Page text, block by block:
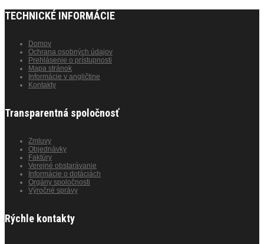
TECHNICKÉ INFORMÁCIE
Domov
Ochrana osobných údajov
Prehlásenie o prístupnosti
Mapa stránok
Informácie v angličtine
Kontakty
Transparentná spoločnosť
Zmluvy
Objednávky
Faktúry
Verejné obstarávanie
Informácie o dotáciách
Orgány spoločnosti
Výročné správy
Rýchle kontakty